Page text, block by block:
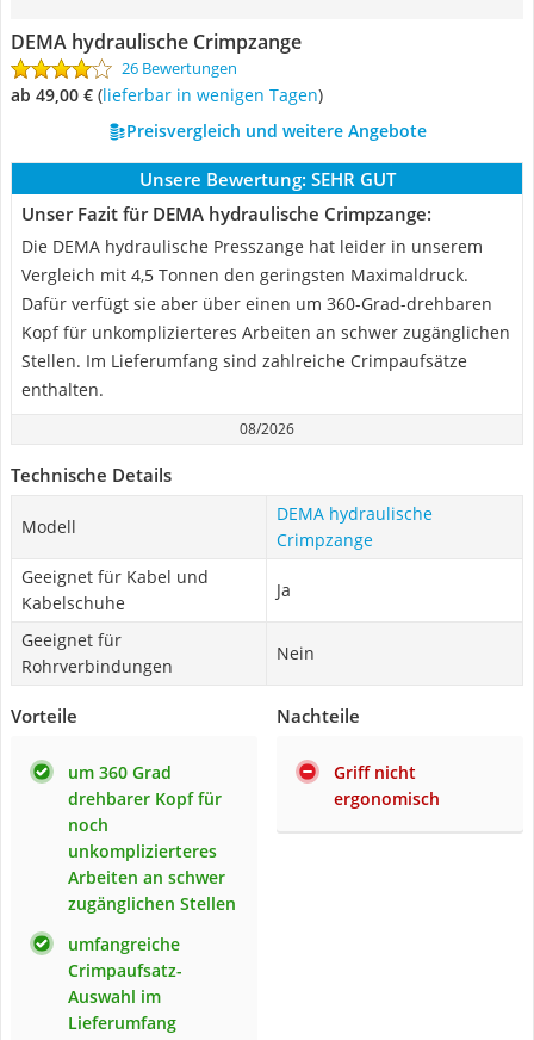
DEMA hydraulische Crimpzange
26 Bewertungen
ab 49,00 € ( Lieferbar in wenigen Tagen)
Preisvergleich und weitere Angebote
Unsere Bewertung: SEHR GUT
Unser Fazit für DEMA hydraulische Crimpzange:
Die DEMA hydraulische Presszange hat leider in unserem
Vergleich mit 4,5 Tonnen den geringsten Maximaldruck.
Dafür verfügt sie aber über einen um 360-Grad-drehbaren
Kopf für unkomplizierteres Arbeiten an schwer zugänglichen
Stellen. Im Lieferumfang sind zahlreiche Crimpaufsätze
enthalten.
08/2026
Technische Details
Modell
DEMA hydraulische
Crimpzange
Geeignet für Kabel und
Kabelschuhe
Ja
Geeignet für
Rohrverbindungen
Nein
Vorteile
um 360 Grad
drehbarer Kopf für
noch
unkomplizierteres
Arbeiten an schwer
zugänglichen Stellen
umfangreiche
Crimpaufsatz-
Auswahl im
Lieferumfang
Nachteile
Griff nicht
ergonomisch